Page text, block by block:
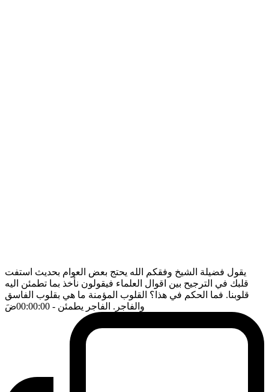
يقول فضيلة الشيخ وفقكم الله يحتج بعض العوام بحديث استفت
قلبك في الترجيح بين اقوال العلماء فيقولون نأخذ بما تطمئن اليه
قلوبنا. فما الحكم في هذا؟ القلوب المؤمنة ما هي بقلوب الفاسق
والفاجر. الفاجر يطمئن - 00:00:00 ضَ